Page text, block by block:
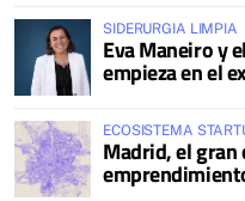
SIDERURGIA LIMPIA
Eva Maneiro y
empieza en el
ECOSISTEMA
Madrid, el gran